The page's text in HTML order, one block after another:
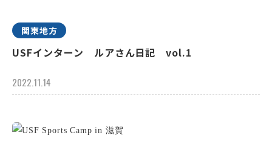
関東地方
USFインターン ルアさん日記 vol.1
2022.11.14